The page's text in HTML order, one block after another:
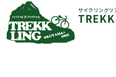
サイクリングツ